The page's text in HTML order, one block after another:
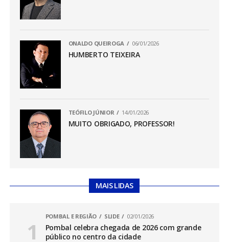
ONALDO QUEIROGA 06/01/2026
HUMBERTO TEIXEIRA
TEÓFILO JÚNIOR 14/01/2026
MUITO OBRIGADO, PROFESSOR!
MAIS LIDAS
POMBAL E REGIÃO SLIDE 02/01/2026
Pombal celebra chegada de 2026 com grande
público no centro da cidade